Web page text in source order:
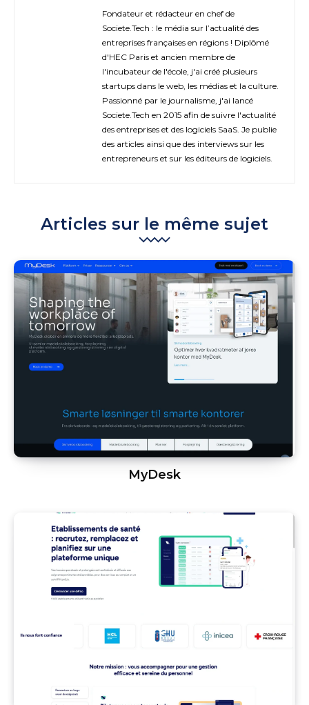
Fondateur et rédacteur en chef de
Societe.Tech : le média sur l’actualité des
entreprises françaises en régions ! Diplômé
d'HEC Paris et ancien membre de
l'incubateur de l'école, j'ai créé plusieurs
startups dans le web, les médias et la culture.
Passionné par le journalisme, j'ai lancé
Societe.Tech en 2015 afin de suivre l'actualité
des entreprises et des logiciels SaaS. Je publie
des articles ainsi que des interviews sur les
entrepreneurs et sur les éditeurs de logiciels.
Articles sur le même sujet
MyDesk